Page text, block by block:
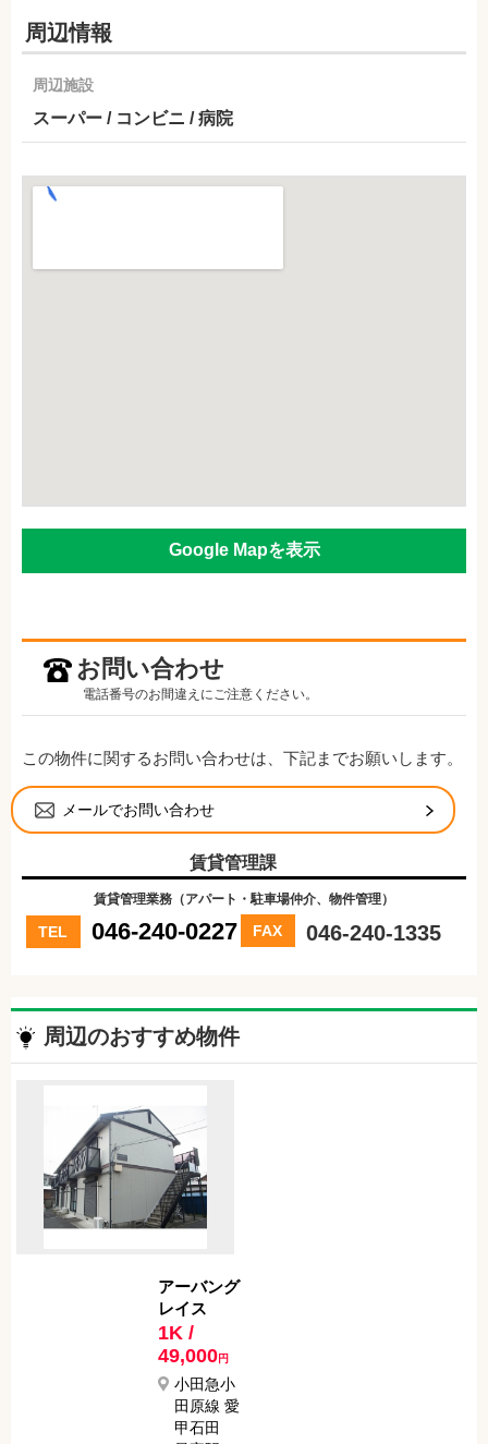
周辺情報
周辺施設
スーパー / コンビニ / 病院
Google Mapを表示
お問い合わせ
電話番号のお間違えにご注意ください。
この物件に関するお問い合わせは、下記までお願いします。
メールでお問い合わせ
賃貸管理課
賃貸管理業務（アパート・駐車場仲介、物件管理）
TEL 046-240-0227 FAX 046-240-1335
周辺のおすすめ物件
アーバング
レイス
1K /
49,000円
小田急小
田原線 愛
甲石田